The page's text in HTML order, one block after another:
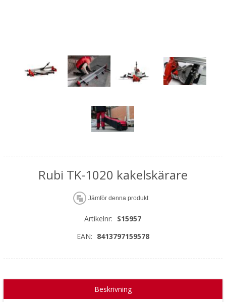
Rubi TK-1020 kakelskärare
Jämför denna produkt
Artikelnr: S15957
EAN: 8413797159578
Beskrivning